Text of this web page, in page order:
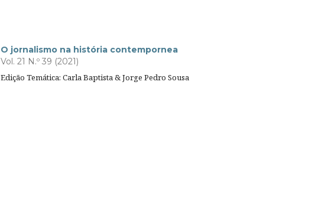
O jornalismo na história contempornea
Vol. 21 N.º 39 (2021)
Edição Temática: Carla Baptista & Jorge Pedro Sousa